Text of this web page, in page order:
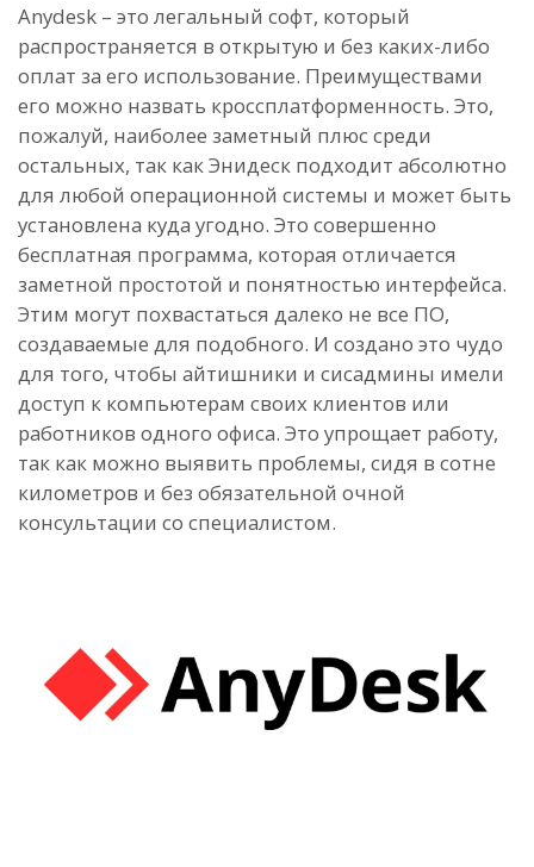
Anydesk – это легальный софт, который
распространяется в открытую и без каких-либо
оплат за его использование. Преимуществами
его можно назвать кроссплатформенность. Это,
пожалуй, наиболее заметный плюс среди
остальных, так как Энидеск подходит абсолютно
для любой операционной системы и может быть
установлена куда угодно. Это совершенно
бесплатная программа, которая отличается
заметной простотой и понятностью интерфейса.
Этим могут похвастаться далеко не все ПО,
создаваемые для подобного. И создано это чудо
для того, чтобы айтишники и сисадмины имели
доступ к компьютерам своих клиентов или
работников одного офиса. Это упрощает работу,
так как можно выявить проблемы, сидя в сотне
километров и без обязательной очной
консультации со специалистом.